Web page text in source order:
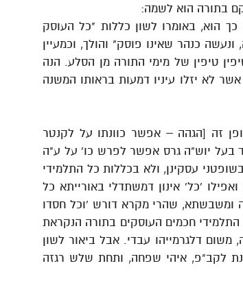
בתורה הוא לשמה:
הוא, באומרו לשון כללות "כל העוסק
כנהר שאינו פוסק" והולך, וכמעיין
טיפין של מימי התורה מן הסלע. הנה
לא יזלו עיניו דמעות בראותו המשנה
זה [הגהה – אפשר כוונתו על לקנטר
בעל יוש"ה גרס אפשר לפרש כו' על ע"ה
עסקינן, ולא בכללות כל התלמידי
'כל' אינון דמשתדלי באורייתא כל
ומשבשתא, שהרי מקרא דורש 'וכל חסדו
חכמים העוסקים בתורה הנקראת
דלגרמייהו עבדי. אבל ביאור לשון
לקב"פ, איהי שפחה, ותחת שלש רגזה